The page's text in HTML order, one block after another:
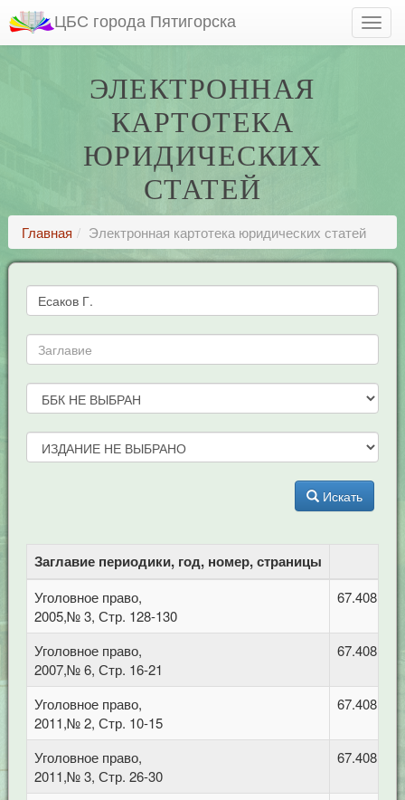
ЦБС города Пятигорска
ЭЛЕКТРОННАЯ
КАРТОТЕКА
ЮРИДИЧЕСКИХ
СТАТЕЙ
Главная Электронная картотека юридических статей
Искать
Заглавие периодики, год, номер, страницы
Уголовное право,
2005,№ 3, Стр. 128-130
67.408
Уголовное право,
2007,№ 6, Стр. 16-21
67.408
Уголовное право,
2011,№ 2, Стр. 10-15
67.408
Уголовное право,
2011,№ 3, Стр. 26-30
67.408